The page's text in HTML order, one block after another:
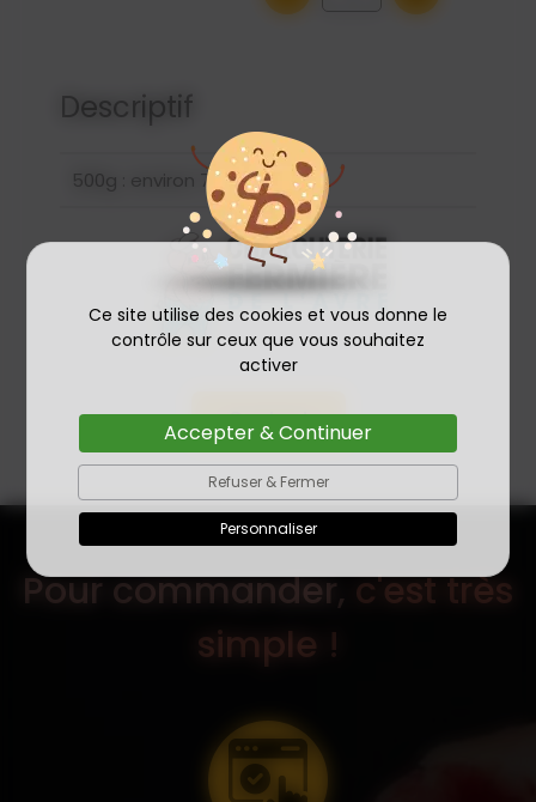
Ce site utilise des cookies et vous donne le
contrôle sur ceux que vous souhaitez
activer
Accepter & Continuer
Refuser & Fermer
Personnaliser
Descriptif
500g : environ 7 Merguez
Contact
Pour commander,c'est très
simple !